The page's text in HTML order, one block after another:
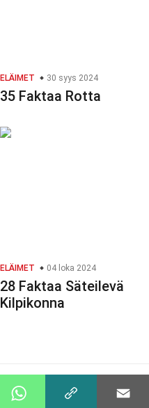
ELÄIMET 30 syys 2024
35 Faktaa Rotta
ELÄIMET 04 loka 2024
28 Faktaa Säteilevä
Kilpikonna